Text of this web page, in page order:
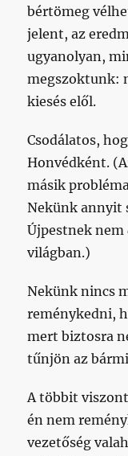
bértömeg
jelent, az
ugyanolyan,
megszoktunk:
kiesés elől.
Csodálatos,
Honvédként.
másik
Nekünk annyit
Újpestnek nem
világban.)
Nekünk nincs
reménykedni,
mert biztosra
tűnjön az
A többit
én nem
vezetőség